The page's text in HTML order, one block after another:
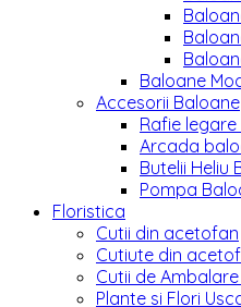
Baloane
Accesorii Baloane
Rafie
Arcada
Butelii Heliu
Pompa
Floristica
Cutii din acetofan
Cutiute din
Cutii de
Plante si Flori